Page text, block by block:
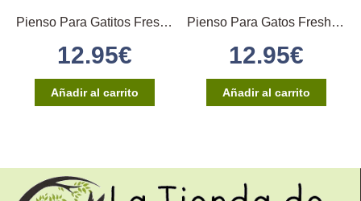
Pienso Para Gatitos Fresh Kitten 2Kg
12.95€
Añadir al carrito
Pienso Para Gatos Fresh Sterilised 2Kg
12.95€
Añadir al carrito